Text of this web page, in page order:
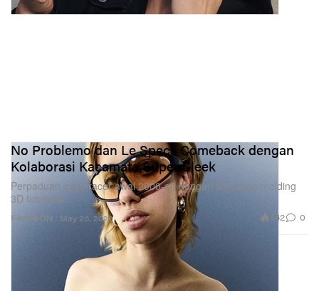
FASHION
No Problemo dan Le Specs Comeback dengan
Kolaborasi Kacamata Super Sleek
Perpaduan gaya racer awal 2000-an dengan sentuhan molding
3D futuristis.
May 20, 2026 942 0